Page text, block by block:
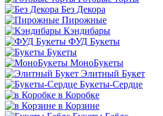
Без Декора
Пирожные
Кэндибары
ФУД Букеты
Букеты
МоноБукеты
Элитный Букет
Букеты-Сердце
в Коробке
в Корзине